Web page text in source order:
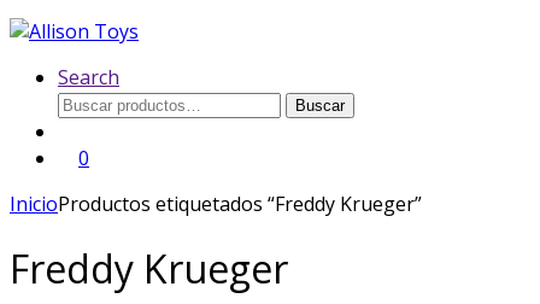
Search
Buscar
Buscar
0
InicioProductos etiquetados “Freddy Krueger”
Freddy Krueger